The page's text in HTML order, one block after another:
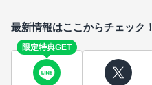
最新情報はここからチェック！
限定特典GET